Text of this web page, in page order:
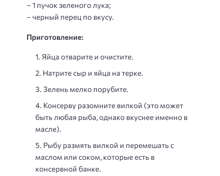
– 1 пучок зеленого лука;
– черный перец по вкусу.
Приготовление:
Яйца отварите и очистите.
Натрите сыр и яйца на терке.
Зелень мелко порубите.
Консерву разомните вилкой (это может
быть любая рыба, однако вкуснее именно в
масле).
Рыбу размять вилкой и перемешать с
маслом или соком, которые есть в
консервной банке.